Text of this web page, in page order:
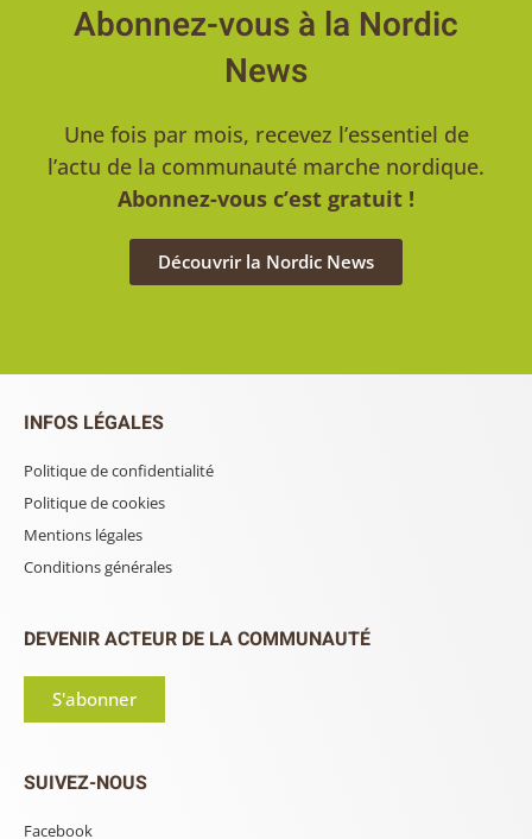
Abonnez-vous à la Nordic
News
Une fois par mois, recevez l’essentiel de
l’actu de la communauté marche nordique.
Abonnez-vous c’est gratuit !
Découvrir la Nordic News
INFOS LÉGALES
Politique de confidentialité
Politique de cookies
Mentions légales
Conditions générales
DEVENIR ACTEUR DE LA COMMUNAUTÉ
S'abonner
SUIVEZ-NOUS
Facebook